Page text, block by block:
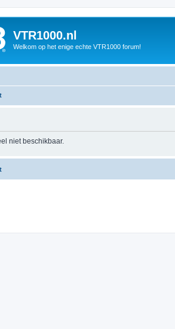
VTR1000.nl
Welkom op het enige echte VTR1000 forum!
niet beschikbaar.